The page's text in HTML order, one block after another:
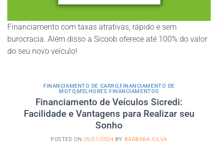
Financiamento com taxas atrativas, rápido e sem
burocracia. Além disso a Sicoob oferece até 100% do valor
do seu novo veículo!
FINANCIAMENTO DE CARRO,FINANCIAMENTO DE
MOTO,MELHORES FINANCIAMENTOS
Financiamento de Veículos Sicredi:
Facilidade e Vantagens para Realizar seu
Sonho
POSTED ON 05/01/2024 BY BARBARA SILVA